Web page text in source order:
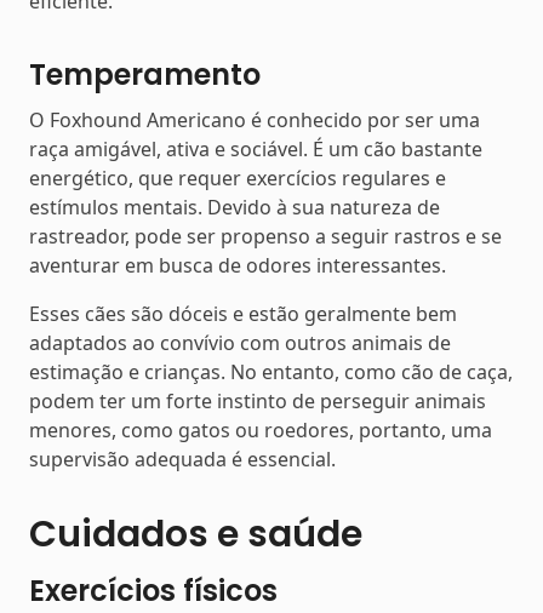
Temperamento
O Foxhound Americano é conhecido por ser uma
raça amigável, ativa e sociável. É um cão bastante
energético, que requer exercícios regulares e
estímulos mentais. Devido à sua natureza de
rastreador, pode ser propenso a seguir rastros e se
aventurar em busca de odores interessantes.
Esses cães são dóceis e estão geralmente bem
adaptados ao convívio com outros animais de
estimação e crianças. No entanto, como cão de caça,
podem ter um forte instinto de perseguir animais
menores, como gatos ou roedores, portanto, uma
supervisão adequada é essencial.
Cuidados e saúde
Exercícios físicos